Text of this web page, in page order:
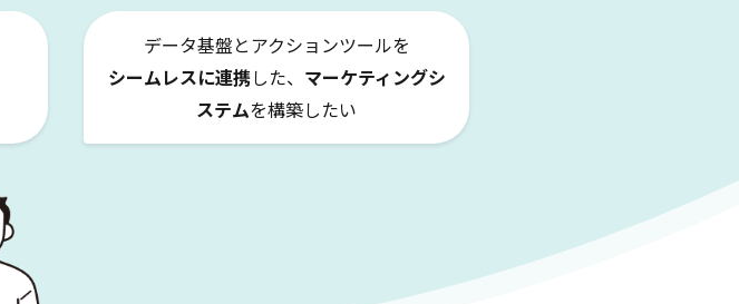
データ基盤とアクションツールを
シームレスに連携した、 マーケティングシ
ステムを構築したい